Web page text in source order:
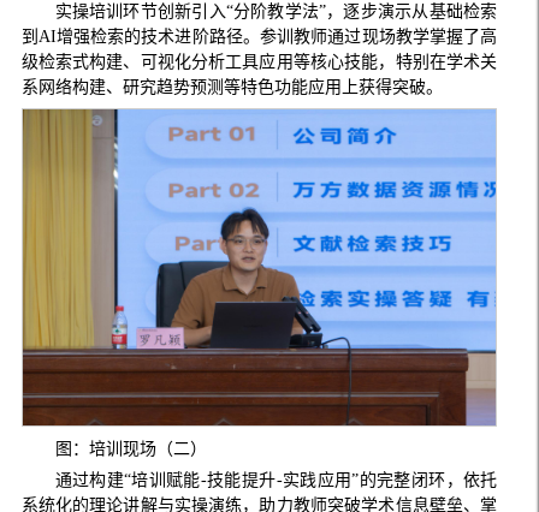
实操培训环节创新引入“分阶教学法”，逐步演示从基础检索
到AI增强检索的技术进阶路径。参训教师通过现场教学掌握了高
级检索式构建、可视化分析工具应用等核心技能，特别在学术关
系网络构建、研究趋势预测等特色功能应用上获得突破。
图：培训现场（二）
通过构建“培训赋能-技能提升-实践应用”的完整闭环，依托
系统化的理论讲解与实操演练，助力教师突破学术信息壁垒、掌